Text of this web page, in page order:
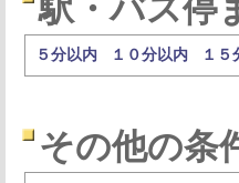
駅・バス停
５分以内 １０分以内 １５
その他の条